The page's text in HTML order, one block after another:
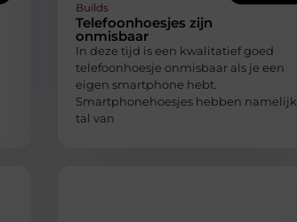
Builds
Telefoonhoesjes zijn
onmisbaar
In deze tijd is een kwalitatief goed
telefoonhoesje onmisbaar als je een
eigen smartphone hebt.
Smartphonehoesjes hebben namelijk
tal van